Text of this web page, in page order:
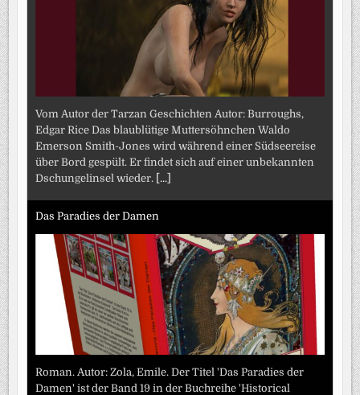
Vom Autor der Tarzan Geschichten Autor: Burroughs,
Edgar Rice Das blaublütige Muttersöhnchen Waldo
Emerson Smith-Jones wird während einer Südseereise
über Bord gespült. Er findet sich auf einer unbekannten
Dschungelinsel wieder. [...]
Das Paradies der Damen
Roman. Autor: Zola, Emile. Der Titel 'Das Paradies der
Damen' ist der Band 19 in der Buchreihe 'Historical